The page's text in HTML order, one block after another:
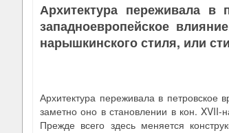
Архитектура переживала
западноевропейское
нарышкинского стиля, или
Архитектура переживала в
заметно оно в становлении в кон. XVII-
Прежде всего здесь меняется